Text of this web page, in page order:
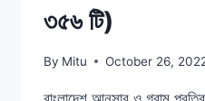
৩৫৬ টি)
By Mitu October 26,